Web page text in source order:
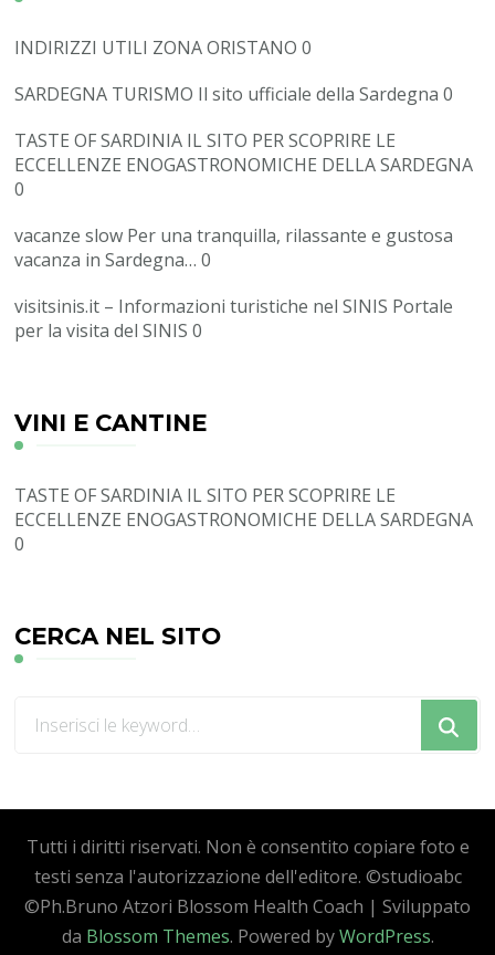
INDIRIZZI UTILI ZONA ORISTANO 0
SARDEGNA TURISMO Il sito ufficiale della Sardegna 0
TASTE OF SARDINIA IL SITO PER SCOPRIRE LE
ECCELLENZE ENOGASTRONOMICHE DELLA SARDEGNA
0
vacanze slow Per una tranquilla, rilassante e gustosa
vacanza in Sardegna… 0
visitsinis.it – Informazioni turistiche nel SINIS Portale
per la visita del SINIS 0
VINI E CANTINE
TASTE OF SARDINIA IL SITO PER SCOPRIRE LE
ECCELLENZE ENOGASTRONOMICHE DELLA SARDEGNA
0
CERCA NEL SITO
Tutti i diritti riservati. Non è consentito copiare foto e
testi senza l'autorizzazione dell'editore. ©studioabc
©Ph.Bruno Atzori Blossom Health Coach | Sviluppato
da Blossom Themes. Powered byWordPress.